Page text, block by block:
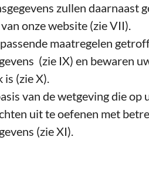
zullen daarnaast
onze website (zie VII).
maatregelen
(zie IX) en bewaren
is (zie X).
van de wetgeving die
uit te oefenen met
(zie XI).